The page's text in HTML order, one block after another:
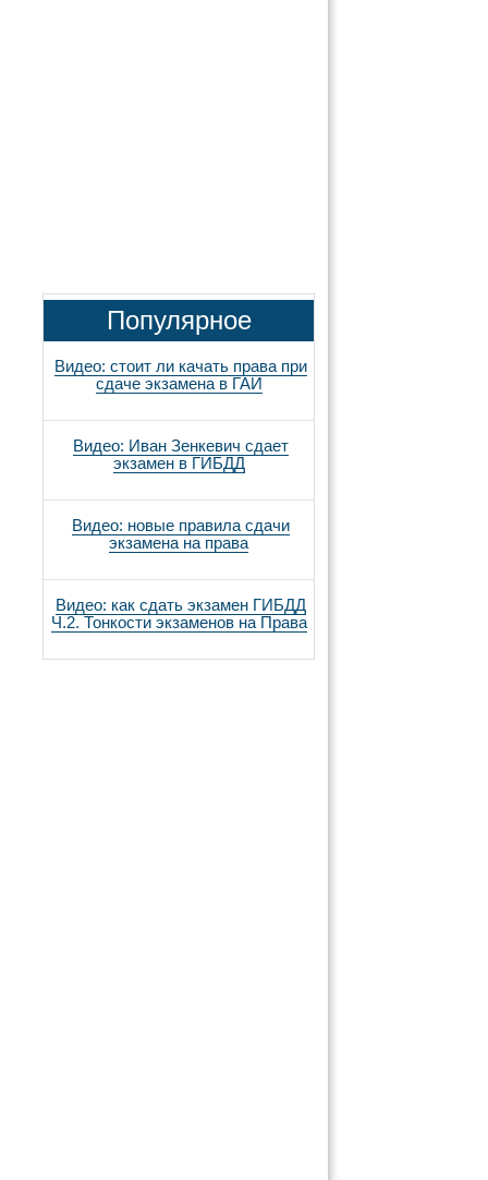
Популярное
Видео: стоит ли качать права при
сдаче экзамена в ГАИ
Видео: Иван Зенкевич сдает
экзамен в ГИБДД
Видео: новые правила сдачи
экзамена на права
Видео: как сдать экзамен ГИБДД
Ч.2. Тонкости экзаменов на Права